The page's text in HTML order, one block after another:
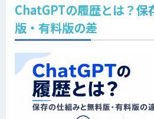
ChatGPTの履歴とは？保
版・有料版の差